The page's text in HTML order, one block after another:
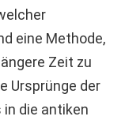
eine Methode,
Zeit zu
Ursprünge der
in die antiken